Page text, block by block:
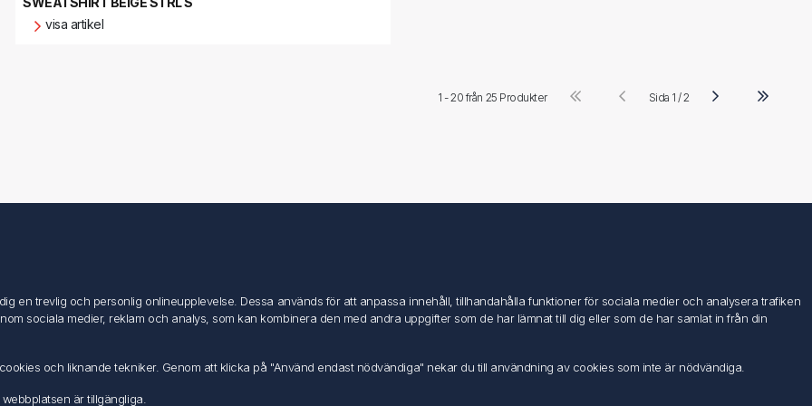
visa artikel
1 - 20 från 25 Produkter Sida 1 / 2
Mina ordrar
en trevlig och personlig onlineupplevelse. Dessa används för att anpassa innehåll, tillhandahålla funktioner för sociala medier och analysera trafiken
sociala medier, reklam och analys, som kan kombinera den med andra uppgifter som de har lämnat till dig eller som de har samlat in från din
och liknande tekniker. Genom att klicka på "Använd endast nödvändiga" nekar du till användning av cookies som inte är nödvändiga.
är tillgängliga.